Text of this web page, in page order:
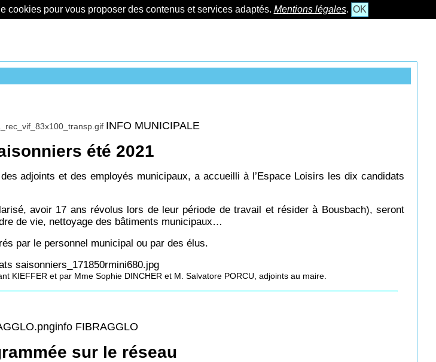
cookies pour vous proposer des contenus et services adaptés. Mentions légales. OK
INFO MUNICIPALE
été 2021
adjoints et des employés municipaux, a accueilli à l’Espace Loisirs les dix candidats
avoir 17 ans révolus lors de leur période de travail et résider à Bousbach), seront
de vie, nettoyage des bâtiments municipaux…
par le personnel municipal ou par des élus.
KIEFFER et par Mme Sophie DINCHER et M. Salvatore PORCU, adjoints au maire.
info FIBRAGGLO
sur le réseau